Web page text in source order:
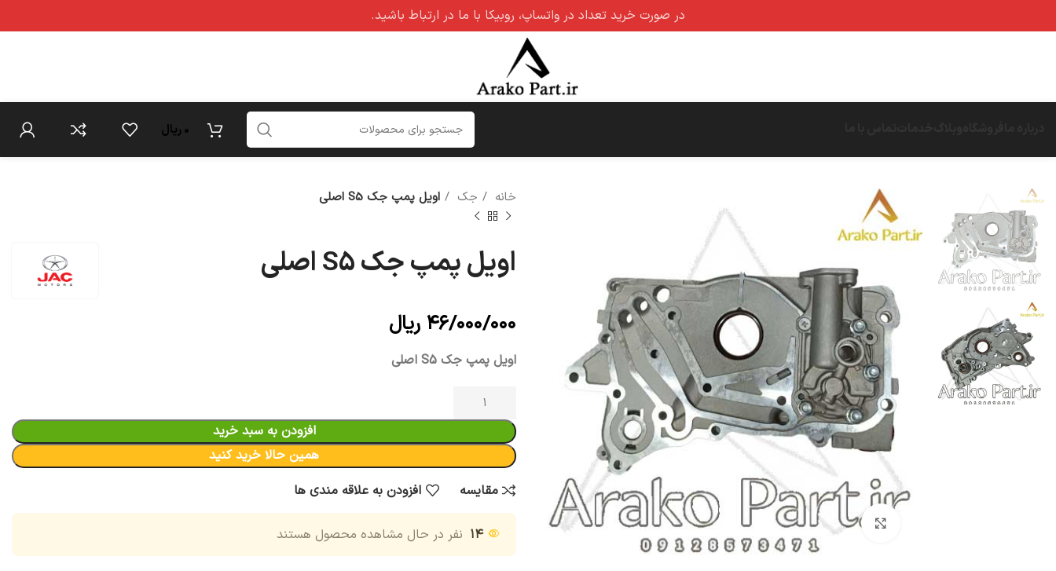
0 ریال
برای بزرگنمایی کلیک کنید
خانه جک اویل پمپ جک S5 اصلی
اویل پمپ جک S5 اصلی
۴۶/۰۰۰/۰۰۰ ریال
اویل پمپ جک S5 اصلی
افزودن به سبد خرید
همین حالا خرید کنید
مقایسه
افزودن به علاقه مندی ها
۱۴ نفر در حال مشاهده محصول هستند
در صورت خرید تعداد در واتساپ، روبیکا با ما در ارتباط باشید.